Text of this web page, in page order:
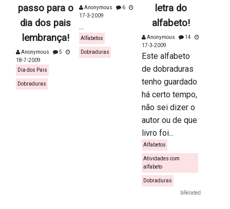
passo para o
dia dos pais
lembrança!
Anonymous
5
18-7-2009
Dia dos Pais
Dobraduras
Anonymous
6
17-3-2009
...
Alfabetos
Dobraduras
letra do
alfabeto!
Anonymous
14
17-3-2009
Este alfabeto
de dobraduras
tenho guardado
há certo tempo,
não sei dizer o
autor ou de que
livro foi...
Alfabetos
Atividades com
alfabeto
Dobraduras
bRelated